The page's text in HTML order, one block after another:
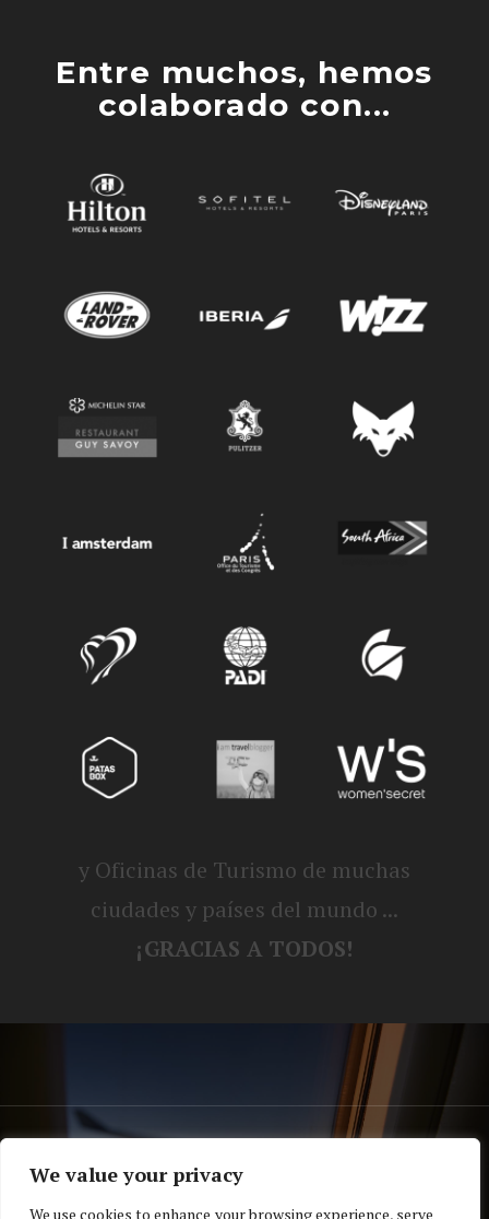
We value your privacy
We use cookies to enhance your browsing experience, serve
Entre muchos, hemos
colaborado con...
y Oficinas de Turismo de muchas
ciudades y países del mundo ...
¡GRACIAS A TODOS!
Koko | Política de privacidad y cookies